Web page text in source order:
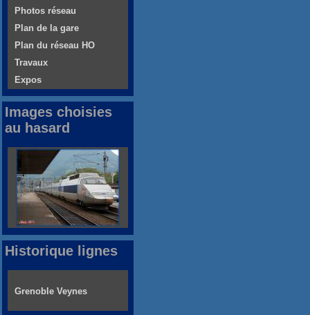
Photos réseau
Plan de la gare
Plan du réseau HO
Travaux
Expos
Images choisies
au hasard
Historique lignes
Grenoble Veynes